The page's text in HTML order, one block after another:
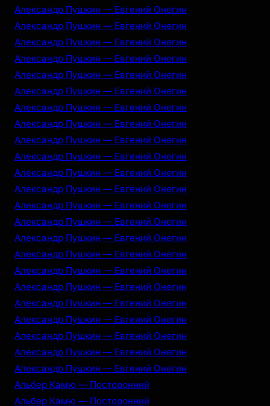
Александр Пушкин — Евгений Онегин
Александр Пушкин — Евгений Онегин
Александр Пушкин — Евгений Онегин
Александр Пушкин — Евгений Онегин
Александр Пушкин — Евгений Онегин
Александр Пушкин — Евгений Онегин
Александр Пушкин — Евгений Онегин
Александр Пушкин — Евгений Онегин
Александр Пушкин — Евгений Онегин
Александр Пушкин — Евгений Онегин
Александр Пушкин — Евгений Онегин
Александр Пушкин — Евгений Онегин
Александр Пушкин — Евгений Онегин
Александр Пушкин — Евгений Онегин
Александр Пушкин — Евгений Онегин
Александр Пушкин — Евгений Онегин
Александр Пушкин — Евгений Онегин
Александр Пушкин — Евгений Онегин
Александр Пушкин — Евгений Онегин
Александр Пушкин — Евгений Онегин
Александр Пушкин — Евгений Онегин
Александр Пушкин — Евгений Онегин
Александр Пушкин — Евгений Онегин
Альбер Камю — Посторонний
Альбер Камю — Посторонний